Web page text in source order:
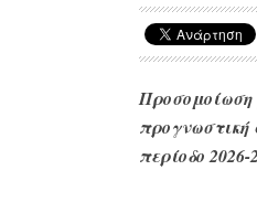
Προσομοίωση
προγνωστική
περίοδο 2026-